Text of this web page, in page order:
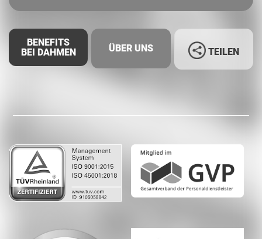
BENEFITS
BEI DAHMEN
ÜBER UNS
Whatsapp
TEILEN